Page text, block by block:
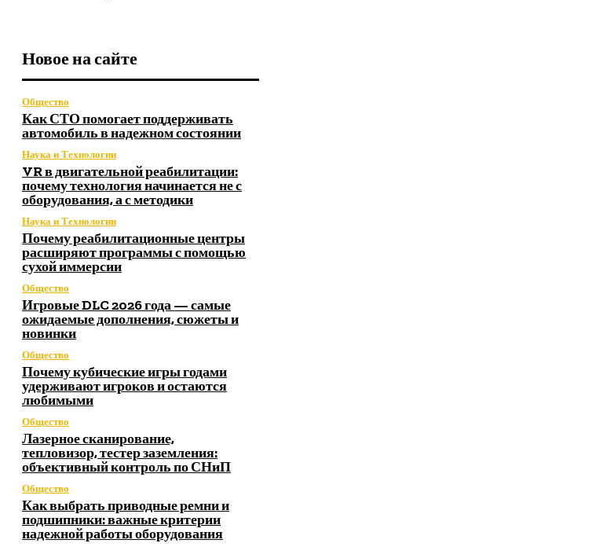
Новое на сайте
Общество
Как СТО помогает поддерживать
автомобиль в надежном состоянии
Наука и Технологии
VR в двигательной реабилитации:
почему технология начинается не с
оборудования, а с методики
Наука и Технологии
Почему реабилитационные центры
расширяют программы с помощью
сухой иммерсии
Общество
Игровые DLC 2026 года — самые
ожидаемые дополнения, сюжеты и
новинки
Общество
Почему кубические игры годами
удерживают игроков и остаются
любимыми
Общество
Лазерное сканирование,
тепловизор, тестер заземления:
объективный контроль по СНиП
Общество
Как выбрать приводные ремни и
подшипники: важные критерии
надежной работы оборудования